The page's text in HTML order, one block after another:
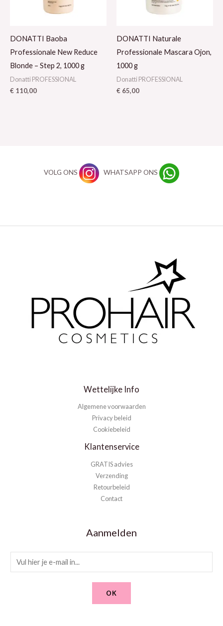
DONATTI Baoba
Professionale New Reduce
Blonde – Step 2, 1000 g
Donatti PROFESSIONAL
€ 110,00
DONATTI Naturale
Professionale Mascara Ojon,
1000 g
Donatti PROFESSIONAL
€ 65,00
VOLG ONS WHATSAPP ONS
Wettelijke Info
Algemene voorwaarden
Privacy beleid
Cookiebeleid
Klantenservice
GRATIS advies
Verzending
Retourbeleid
Contact
Aanmelden
m
OK